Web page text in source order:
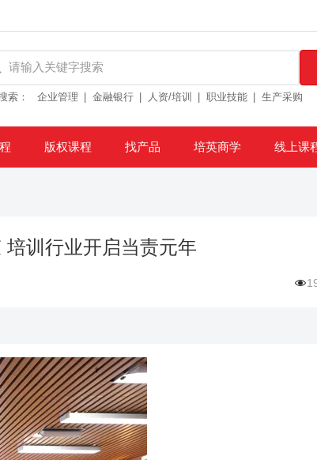
索： 企业管理 金融银行 人资/培训 职业技能 生产采购
版权课程 找产品 培英商学 线上课
训行业开启当责元年